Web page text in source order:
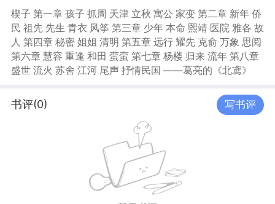
楔子 第一章 孩子 抓周 天津 立秋 寓公 家变 第二章 新年 侨
民 祖先 先生 青衣 风筝 第三章 少年 本命 熙靖 医院 雅各 故
人 第四章 秘密 姐姐 清明 第五章 远行 耀先 克俞 万象 思阅
第六章 慧容 重逢 和田 蛮蛮 第七章 杨楼 归来 流年 第八章
盛世 流火 苏舍 江河 尾声 抒情民国 ——葛亮的《北鸢》
书评(0) 写书评